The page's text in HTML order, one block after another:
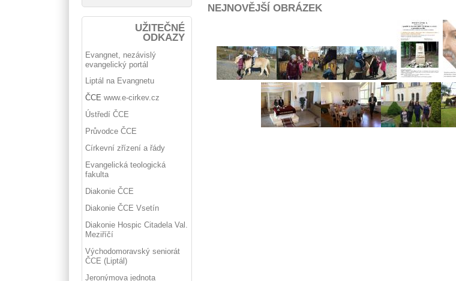
NEJNOVĚJŠÍ OBRÁZEK
UŽITEČNÉ
ODKAZY
Evangnet, nezávislý
evangelický portál
Liptál na Evangnetu
ČCEwww.e-cirkev.cz
Ústředí ČCE
Průvodce ČCE
Církevní zřízení a řády
Evangelická teologická
fakulta
Diakonie ČCE
Diakonie ČCE Vsetín
Diakonie Hospic Citadela Val.
Meziříčí
Východomoravský seniorát
ČCE (Liptál)
Jeronýmova jednota